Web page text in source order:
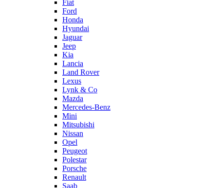
Fiat
Ford
Honda
Hyundai
Jaguar
Jeep
Kia
Lancia
Land Rover
Lexus
Lynk & Co
Mazda
Mercedes-Benz
Mini
Mitsubishi
Nissan
Opel
Peugeot
Polestar
Porsche
Renault
Saab